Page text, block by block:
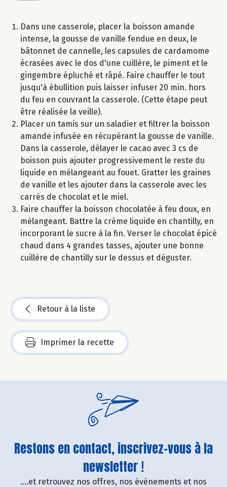
Dans une casserole, placer la boisson amande
intense, la gousse de vanille fendue en deux, le
bâtonnet de cannelle, les capsules de cardamome
écrasées avec le dos d'une cuillère, le piment et le
gingembre épluché et râpé. Faire chauffer le tout
jusqu'à ébullition puis laisser infuser 20 min. hors
du feu en couvrant la casserole. (Cette étape peut
être réalisée la veille).
Placer un tamis sur un saladier et filtrer la boisson
amande infusée en récupérant la gousse de vanille.
Dans la casserole, délayer le cacao avec 3 cs de
boisson puis ajouter progressivement le reste du
liquide en mélangeant au fouet. Gratter les graines
de vanille et les ajouter dans la casserole avec les
carrés de chocolat et le miel.
Faire chauffer la boisson chocolatée à feu doux, en
mélangeant. Battre la crème liquide en chantilly, en
incorporant le sucre à la fin. Verser le chocolat épicé
chaud dans 4 grandes tasses, ajouter une bonne
cuillère de chantilly sur le dessus et déguster.
Retour à la liste
Imprimer la recette
Restons en contact, inscrivez-vous à la
newsletter !
....et retrouvez nos offres, nos événements et nos